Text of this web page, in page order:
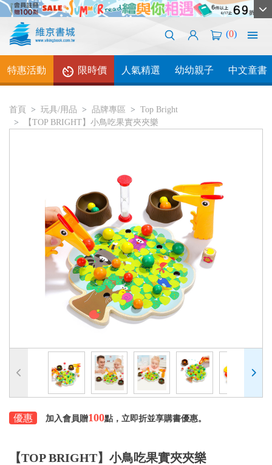
(0)
特惠活動 限時價 人氣精選 幼幼親子 中文童書
首頁 玩具/用品 品牌專區
Top Bright
【TOP BRIGHT】小鳥吃果實夾夾樂
優惠 加入會員贈100點，立即折並享購書優惠。
【TOP BRIGHT】小鳥吃果實夾夾樂